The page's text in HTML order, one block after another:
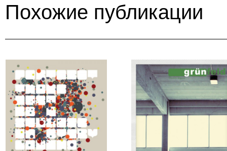
Похожие публикации